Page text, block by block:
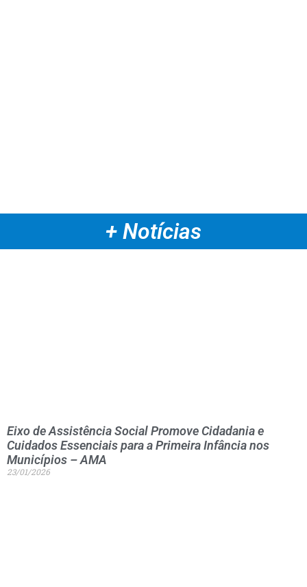
+ Notícias
Eixo de Assistência Social Promove Cidadania e
Cuidados Essenciais para a Primeira Infância nos
Municípios – AMA
23/01/2026